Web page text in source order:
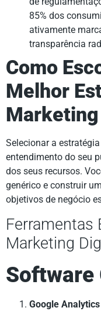
85% dos
ativamente
transparência
Como
Melhor
Selecionar a
entendimento do seu
dos seus recursos.
genérico e construir
objetivos de negócio
Ferramentas
Marketing
Software
Google